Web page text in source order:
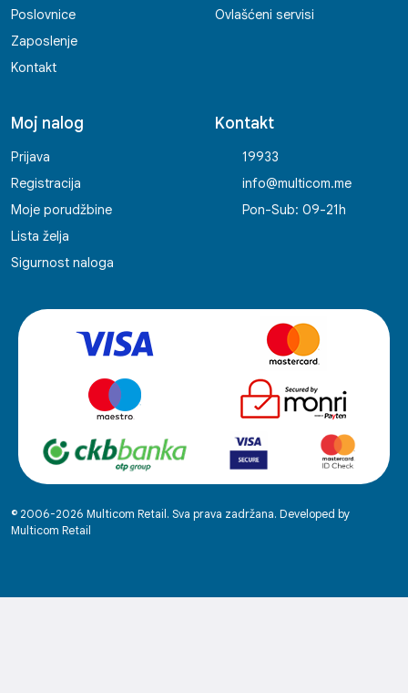
Poslovnice
Zaposlenje
Kontakt
Ovlašćeni servisi
Moj nalog
Prijava
Registracija
Moje porudžbine
Lista želja
Sigurnost naloga
Kontakt
19933
info@multicom.me
Pon-Sub: 09-21h
© 2006-2026 Multicom Retail. Sva prava zadržana. Developed by
Multicom Retail